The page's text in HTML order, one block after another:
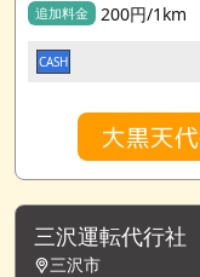
追加料金 200円/1km
CASH
大黒天
三沢運転代行社
三沢市